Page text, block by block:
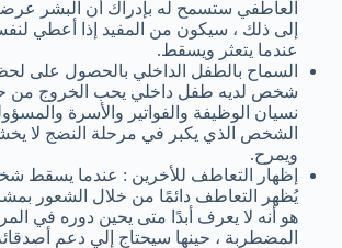
العاطفي ستسمح له بإدراك أن البشر
إلى ذلك ، سيكون من المفيد إذا أعطي
عندما يتعثر ويسقط.
السماح بالطفل الداخلي بالحصول على
شخص لديه طفل داخلي يحب الخروج من
نسيان الوظيفة والفواتير والأسرة
الشخص الذي يكبر في مرحلة النضج لا
ويمرح.
إظهار التعاطف للأخرين : عندما يسقط
يُظهر التعاطف دائمًا من خلال الشعور
هو أنه لا يعرف أبدًا متى يحين دوره في
المضطربة ، حينها سيحتاج إلي دعم